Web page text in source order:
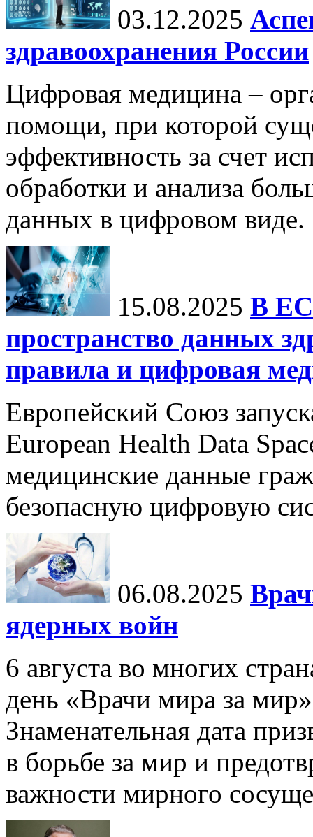
03.12.2025
здравоохранения России
Цифровая медицина –
помощи, при которой
эффективность за счет
обработки и анализа
данных в цифровом виде.
15.08.2025 В ЕС
пространство данных
правила и цифровая
Европейский Союз
European Health Data
медицинские данные
безопасную цифровую
06.08.2025
ядерных войн
6 августа во многих
день «Врачи мира за
Знаменательная дата
в борьбе за мир и
важности мирного